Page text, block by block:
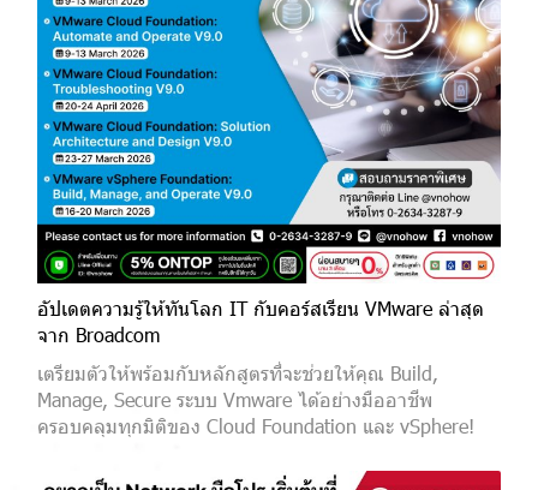
อัปเดตความรู้ให้ทันโลก IT กับคอร์สเรียน VMware ล่าสุด
จาก Broadcom
เตรียมตัวให้พร้อมกับหลักสูตรที่จะช่วยให้คุณ Build,
Manage, Secure ระบบ Vmware ได้อย่างมืออาชีพ
ครอบคลุมทุกมิติของ Cloud Foundation และ vSphere!